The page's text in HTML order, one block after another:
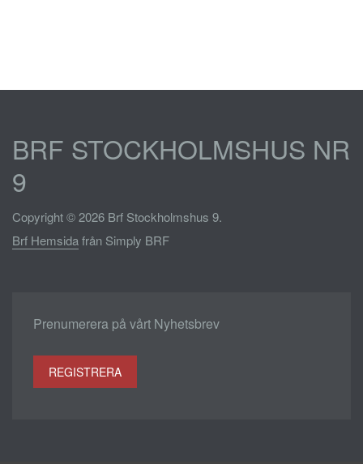
BRF STOCKHOLMSHUS NR
9
Copyright © 2026 Brf Stockholmshus 9.
Brf Hemsidafrån Simply BRF
Prenumerera på vårt Nyhetsbrev
REGISTRERA